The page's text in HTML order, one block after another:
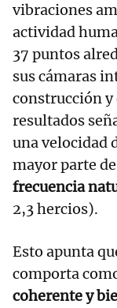
vibraciones
actividad
37 puntos
sus cámaras
construcción y
resultados
una velocidad
mayor parte
frecuencia
2,3 hercios).
Esto apunta
comporta
coherente y